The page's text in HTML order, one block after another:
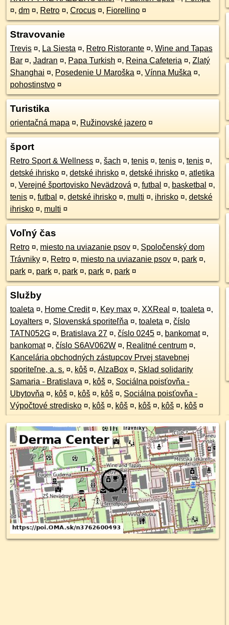
¤, dm ¤, Retro ¤, Crocus ¤, Fiorellino ¤
Stravovanie
Trevis ¤, La Siesta ¤, Retro Ristorante ¤, Wine and Tapas
Bar ¤, Jadran ¤, Papa Turkish ¤, Reina Cafeteria ¤, Zlatý
Shanghai ¤, Posedenie U Maroška ¤, Vínna Muška ¤,
pohostinstvo ¤
Turistika
orientačná mapa ¤, Ružinovské jazero ¤
šport
Retro Sport & Wellness ¤, šach ¤, tenis ¤, tenis ¤, tenis ¤,
detské ihrisko ¤, detské ihrisko ¤, detské ihrisko ¤, atletika
¤, Verejné športovisko Nevädzová ¤, futbal ¤, basketbal ¤,
tenis ¤, futbal ¤, detské ihrisko ¤, multi ¤, ihrisko ¤, detské
ihrisko ¤, multi ¤
Voľný čas
Retro ¤, miesto na uviazanie psov ¤, Spoločenský dom
Trávniky ¤, Retro ¤, miesto na uviazanie psov ¤, park ¤,
park ¤, park ¤, park ¤, park ¤, park ¤
Služby
toaleta ¤, Home Credit ¤, Key max ¤, XXReal ¤, toaleta ¤,
Loyalters ¤, Slovenská sporiteľňa ¤, toaleta ¤, číslo
TATN052G ¤, Bratislava 27 ¤, číslo 0245 ¤, bankomat ¤,
bankomat ¤, číslo S6AV062W ¤, Realitné centrum ¤,
Kancelária obchodných zástupcov Prvej stavebnej
sporiteľne, a. s. ¤, kôš ¤, AlzaBox ¤, Sklad solidarity
Samaria - Bratislava ¤, kôš ¤, Sociálna poisťovňa -
Ubytovňa ¤, kôš ¤, kôš ¤, kôš ¤, Sociálna poisťovňa -
Výpočtové stredisko ¤, kôš ¤, kôš ¤, kôš ¤, kôš ¤, kôš ¤